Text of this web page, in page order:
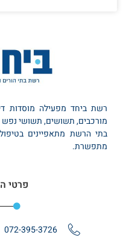
רשת ביחד מפעילה מוסדות
מורכבים, תשושים, תשושי נפש
בתי הרשת מתאפיינים
מתפשרת.
פרטי
072-395-3726